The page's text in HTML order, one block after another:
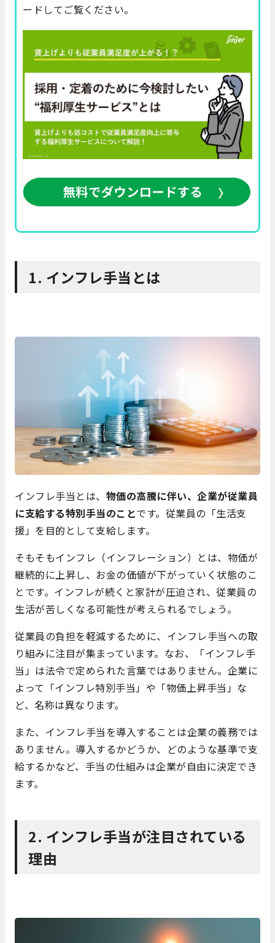
ードしてご覧ください。
1. インフレ手当とは
インフレ手当とは、 物価の高騰に伴い、企業が従業員
に支給する特別手当のことです。従業員の「生活支
援」を目的として支給します。
そもそもインフレ（インフレーション）とは、物価が
継続的に上昇し、お金の価値が下がっていく状態のこ
とです。インフレが続くと家計が圧迫され、従業員の
生活が苦しくなる可能性が考えられるでしょう。
従業員の負担を軽減するために、インフレ手当への取
り組みに注目が集まっています。なお、「インフレ手
当」は法令で定められた言葉ではありません。企業に
よって「インフレ特別手当」や「物価上昇手当」な
ど、名称は異なります。
また、インフレ手当を導入することは企業の義務では
ありません。導入するかどうか、どのような基準で支
給するかなど、手当の仕組みは企業が自由に決定でき
ます。
2. インフレ手当が注目されている
理由